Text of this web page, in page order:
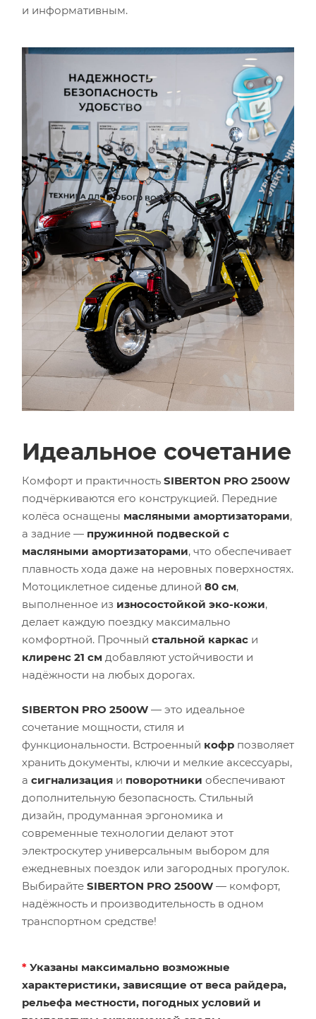
и информативным.
Идеальное сочетание
Комфорт и практичность SIBERTON PRO 2500W
подчёркиваются его конструкцией. Передние
колёса оснащены масляными амортизаторами,
а задние — пружинной подвеской с
масляными амортизаторами, что обеспечивает
плавность хода даже на неровных поверхностях.
Мотоциклетное сиденье длиной 80 см,
выполненное из износостойкой эко-кожи,
делает каждую поездку максимально
комфортной. Прочный стальной каркас и
клиренс 21 см добавляют устойчивости и
надёжности на любых дорогах.
SIBERTON PRO 2500W — это идеальное
сочетание мощности, стиля и
функциональности. Встроенный кофр позволяет
хранить документы, ключи и мелкие аксессуары,
а сигнализация и поворотники обеспечивают
дополнительную безопасность. Стильный
дизайн, продуманная эргономика и
современные технологии делают этот
электроскутер универсальным выбором для
ежедневных поездок или загородных прогулок.
Выбирайте SIBERTON PRO 2500W — комфорт,
надёжность и производительность в одном
транспортном средстве!
* Указаны максимально возможные
характеристики, зависящие от веса райдера,
рельефа местности, погодных условий и